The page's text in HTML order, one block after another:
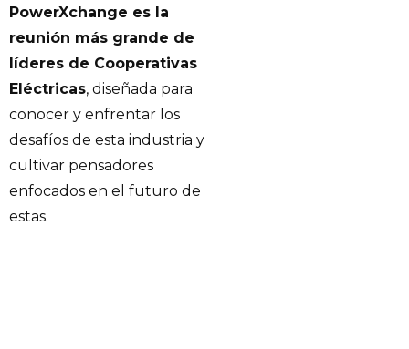
PowerXchange es la
reunión más grande de
líderes de Cooperativas
Eléctricas, diseñada para
conocer y enfrentar los
desafíos de esta industria y
cultivar pensadores
enfocados en el futuro de
estas.